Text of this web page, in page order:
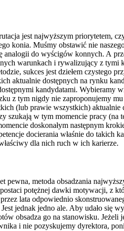
jest najwyższym priorytetem,
konia. Muśmy obstawić nie
analogii do wyścigów konnych. A
warunkach i rywalizujący z
sukces jest dziełem czystego
aktualnie dostępnych na rynku
kandydatami. Wybieramy
z tym nigdy nie zaproponujemy
(lub prawie wszystkich)
w tym momencie pracy
doskonałym następnym
docierania właśnie do
dla nich ruch w ich karierze.
pewna, metoda obsadzania
potężnej dawki motywacji, z
lata odpowiednio
jednak jedno ale. Aby udało się
obsadza go na stanowisku.
i nie pozyskujemy dyrektora,